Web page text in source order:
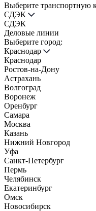
Выберите транспортную
СДЭК
СДЭК
Деловые линии
Выберите город:
Краснодар
Краснодар
Ростов-на-Дону
Астрахань
Волгоград
Воронеж
Оренбург
Самара
Москва
Казань
Нижний Новгород
Уфа
Санкт-Петербург
Пермь
Челябинск
Екатеринбург
Омск
Новосибирск